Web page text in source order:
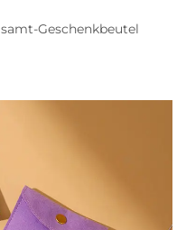
samt-Geschenkbeutel